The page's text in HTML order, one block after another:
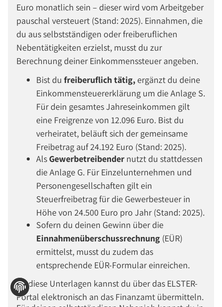
Euro monatlich sein – dieser wird vom Arbeitgeber
pauschal versteuert (Stand: 2025). Einnahmen, die
du aus selbstständigen oder freiberuflichen
Nebentätigkeiten erzielst, musst du zur
Berechnung deiner Einkommenssteuer angeben.
Bist dufreiberuflich tätig,ergänzt du deine
Einkommensteuererklärung um die Anlage S.
Für dein gesamtes Jahreseinkommen gilt
eine Freigrenze von 12.096 Euro. Bist du
verheiratet, beläuft sich der gemeinsame
Freibetrag auf 24.192 Euro (Stand: 2025).
AlsGewerbetreibender nutzt du stattdessen
die Anlage G. Für Einzelunternehmen und
Personengesellschaften gilt ein
Steuerfreibetrag für die Gewerbesteuer in
Höhe von 24.500 Euro pro Jahr (Stand: 2025).
Sofern du deinen Gewinn über die
Einnahmenüberschussrechnung (EÜR)
ermittelst, musst du zudem das
entsprechende EÜR-Formular einreichen.
All diese Unterlagen kannst du über das ELSTER-
Portal elektronisch an das Finanzamt übermitteln.